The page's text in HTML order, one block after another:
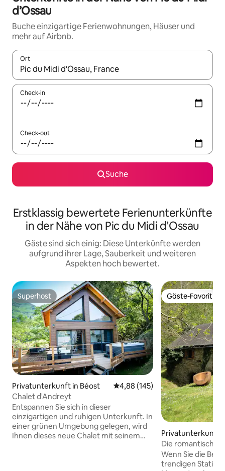
d’Ossau
Buche einzigartige Ferienwohnungen, Häuser und
mehr auf Airbnb.
Ort
Wenn Ergebnisse verfügbar sind, navigiere mit den
Check-in
Check-out
Suche
Erstklassig bewertete Ferienunterkünfte
in der Nähe von Pic du Midi d’Ossau
Gäste sind sich einig: Diese Unterkünfte werden
aufgrund ihrer Lage, Sauberkeit und weiteren
Aspekten hoch bewertet.
Superhost
Superhost
Privatunterkunft in Béost Durchschnittliche Bewertung:
4,88 (145)
Chalet d'Andreyt
Entspannen Sie sich in dieser
einzigartigen und ruhigen Unterkunft. In
einer grünen Umgebung gelegen, wird
Ihnen dieses neue Chalet mit seinem
Gäste-Favorit
Gäste-Favorit
Privatunterkunft
Die romantische
Wenn Sie die
trendigen